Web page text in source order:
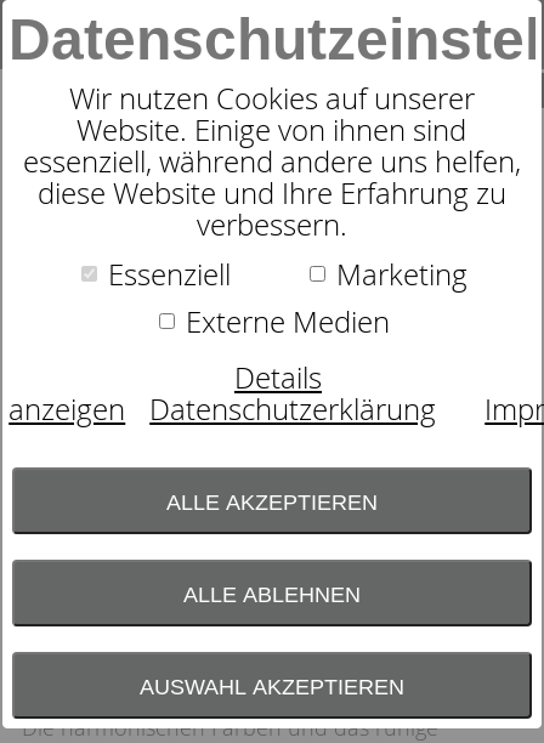
Wir nutzen Cookies auf unserer
Website. Einige von ihnen sind
essenziell, während andere uns helfen,
diese Website und Ihre Erfahrung zu
verbessern.
Essenziell
Marketing
Externe Medien
Details
anzeigen
Datenschutzerklärung
ALLE AKZEPTIEREN
ALLE ABLEHNEN
AUSWAHL AKZEPTIEREN
SUCHE
0
GESCHIRRTUCH BEACH
Sanfte Wellen, feiner Sand und ein Gefühl von
dieses Geschirrtuch bringt die Ruhe des
Meeres in den Alltag.
Die harmonischen Farben und das ruhige